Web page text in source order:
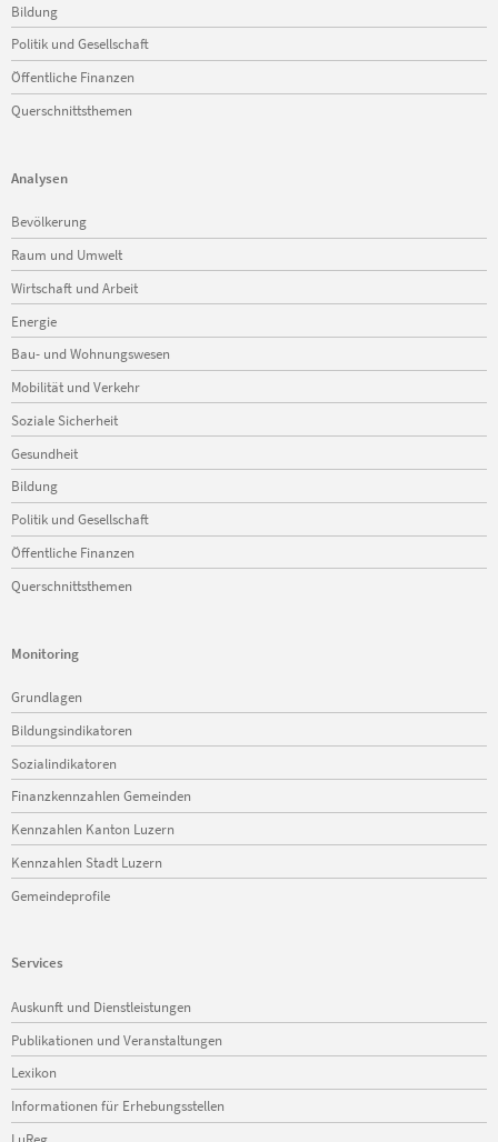
Bildung
Politik und Gesellschaft
Öffentliche Finanzen
Querschnittsthemen
Analysen
Navigation
überspringen
Bevölkerung
Raum und Umwelt
Wirtschaft und Arbeit
Energie
Bau- und Wohnungswesen
Mobilität und Verkehr
Soziale Sicherheit
Gesundheit
Bildung
Politik und Gesellschaft
Öffentliche Finanzen
Querschnittsthemen
Monitoring
Navigation
überspringen
Grundlagen
Bildungsindikatoren
Sozialindikatoren
Finanzkennzahlen Gemeinden
Kennzahlen Kanton Luzern
Kennzahlen Stadt Luzern
Gemeindeprofile
Services
Navigation
überspringen
Auskunft und Dienstleistungen
Publikationen und Veranstaltungen
Lexikon
Informationen für Erhebungsstellen